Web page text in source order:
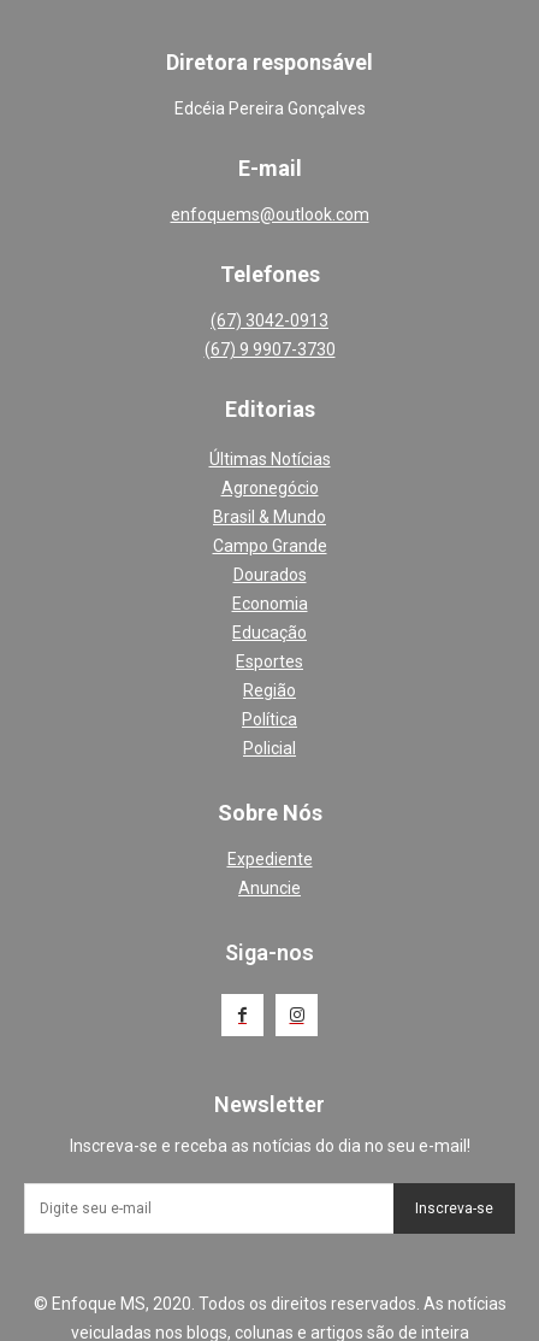
Diretora responsável
Edcéia Pereira Gonçalves
E-mail
enfoquems@outlook.com
Telefones
(67) 3042-0913
(67) 9 9907-3730
Editorias
Últimas Notícias
Agronegócio
Brasil & Mundo
Campo Grande
Dourados
Economia
Educação
Esportes
Região
Política
Policial
Sobre Nós
Expediente
Anuncie
Siga-nos
Newsletter
Inscreva-se e receba as notícias do dia no seu e-mail!
Inscreva-se
© Enfoque MS, 2020. Todos os direitos reservados. As notícias
veiculadas nos blogs, colunas e artigos são de inteira